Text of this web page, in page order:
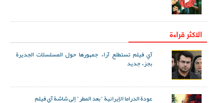
الاكثر قراءة
آي فيلم تستطلع آراء جمهورها حول المسلسلات الجديرة
بجزء جديد
عودة الدراما الإيرانية "بعد المطر" إلى شاشة آي فيلم